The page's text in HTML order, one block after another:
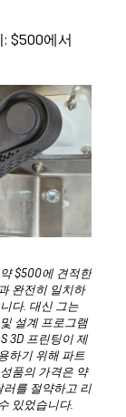
$500에서
$500에 견적한
완전히 일치하
다. 대신 그는
설계 프로그램
3D 프린팅이 제
하기 위해 파트
품의 가격은 약
러를 절약하고 리
있었습니다.